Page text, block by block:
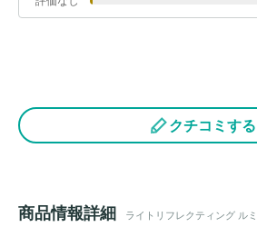
クチコミする
商品情報詳細 ライトリフレクティング ル